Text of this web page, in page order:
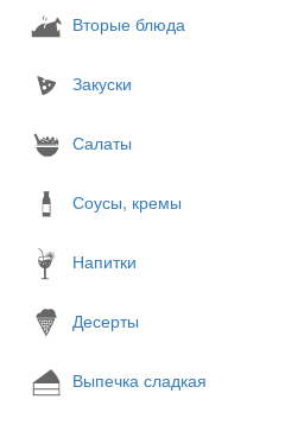
Вторые блюда
Закуски
Салаты
Соусы, кремы
Напитки
Десерты
Выпечка сладкая